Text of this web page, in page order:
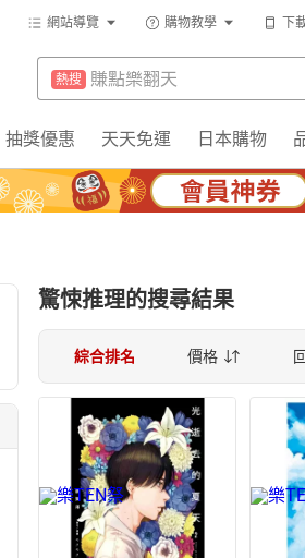
網站導覽 購物教學 下
賺點樂翻天
熱搜 防颱專區
熱搜 床架
熱搜 電子閱讀器
熱搜 平板電腦
熱搜 點數10%
熱搜 熱門飯店推薦
抽獎優惠 天天免運 日本購物
熱搜 床架
熱搜 電子閱讀器
熱搜 微波爐
熱搜 平板電腦
熱門飯店推薦
驚悚推理的搜尋結果
綜合排名 價格